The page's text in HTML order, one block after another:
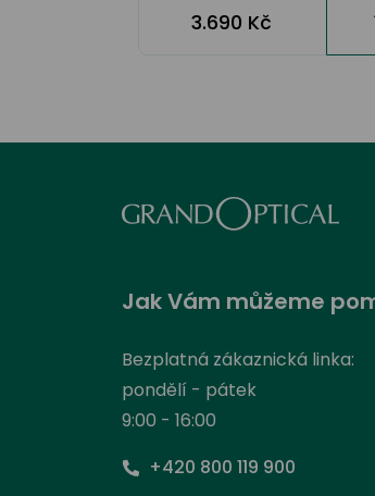
3.690 Kč
Jak Vám můžeme
Bezplatná zákaznická linka:
pondělí - pátek
9:00 - 16:00
+420 800 119 900